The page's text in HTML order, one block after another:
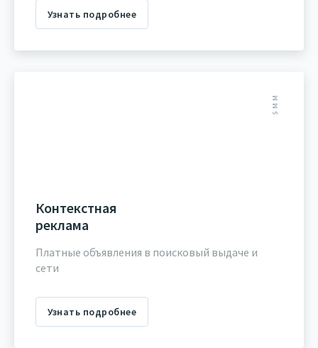
Узнать подробнее
SMM
Контекстная
реклама
Платные объявления в поисковый выдаче и
сети
Узнать подробнее